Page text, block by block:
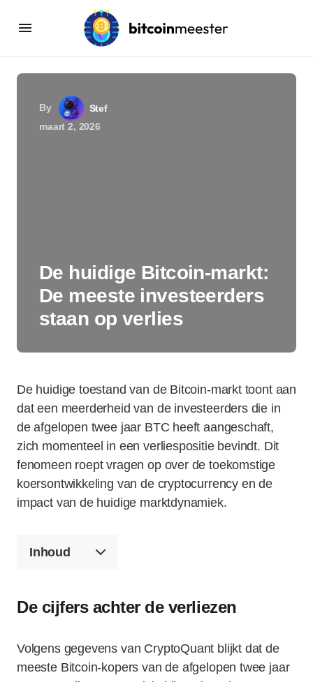
By
Stef
maart 2, 2026
De huidige Bitcoin-markt:
De meeste investeerders
staan op verlies
De huidige toestand van de Bitcoin-markt toont aan
dat een meerderheid van de investeerders die in
de afgelopen twee jaar BTC heeft aangeschaft,
zich momenteel in een verliespositie bevindt. Dit
fenomeen roept vragen op over de toekomstige
koersontwikkeling van de cryptocurrency en de
impact van de huidige marktdynamiek.
Inhoud
De cijfers achter de verliezen
Volgens gegevens van CryptoQuant blijkt dat de
meeste Bitcoin-kopers van de afgelopen twee jaar